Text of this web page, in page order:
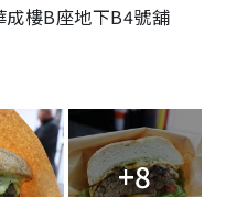
樓B座地下B4號舖
+8